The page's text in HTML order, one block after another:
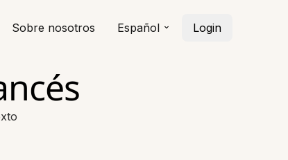
Sobre nosotros Español Login